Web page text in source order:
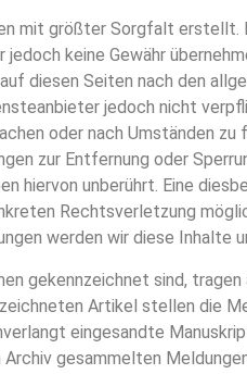
mit größter Sorgfalt erstellt.
keine Gewähr
diesen Seiten nach den
jedoch nicht
oder nach Umständen
zur Entfernung oder
hiervon unberührt. Eine
Rechtsverletzung
werden wir diese Inhalte
gekennzeichnet sind,
Artikel stellen die
eingesandte
Archiv gesammelten